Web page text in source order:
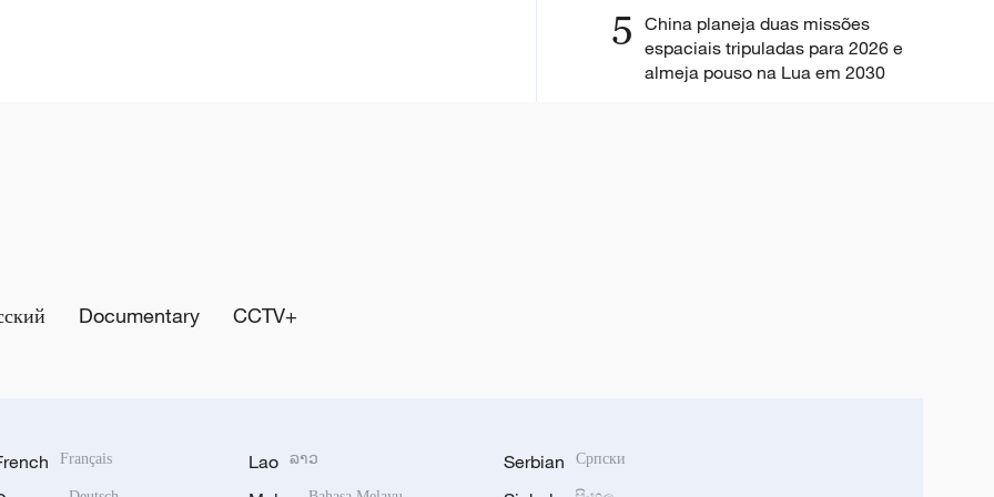
5 China planeja duas missões
espaciais tripuladas para 2026 e
almeja pouso na Lua em 2030
Documentary CCTV+
Français Lao ລາວ Serbian Српски